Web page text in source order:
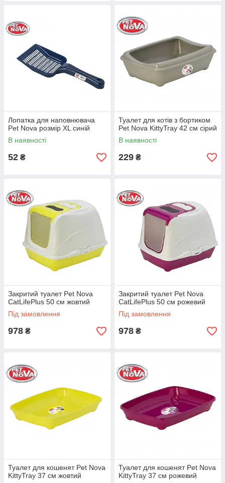
Лопатка для наповнювача
Pet Nova розмір ХL синій
В наявності
52 ₴
Туалет для котів з бортиком
Pet Nova KittyTray 42 см сірий
В наявності
229 ₴
Закритий туалет Pet Nova
CatLifePlus 50 см жовтий
Під замовлення
978 ₴
Закритий туалет Pet Nova
CatLifePlus 50 см рожевий
Під замовлення
978 ₴
Туалет для кошенят Pet Nova
KittyTray 37 см жовтий
Туалет для кошенят Pet Nova
KittyTray 37 см рожевий